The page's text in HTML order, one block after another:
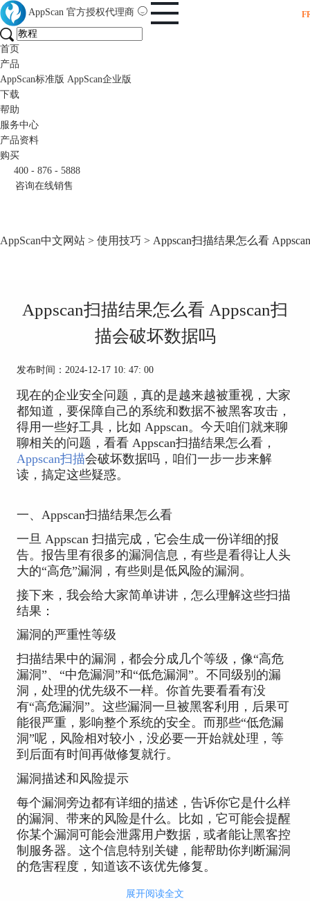
AppScan 官方授权代理商
首页
产品
AppScan标准版 AppScan企业版
下载
帮助
服务中心
产品资料
购买
400 - 876 - 5888
咨询在线销售
AppScan中文网站 > 使用技巧 > Appscan扫描结果怎么看
Appscan扫描结果怎么看 Appscan扫
描会破坏数据吗
发布时间：2024-12-17 10: 47: 00
现在的企业安全问题，真的是越来越被重视，大家
都知道，要保障自己的系统和数据不被黑客攻击，
得用一些好工具，比如 Appscan。今天咱们就来聊
聊相关的问题，看看 Appscan扫描结果怎么看，
Appscan扫描会破坏数据吗，咱们一步一步来解
读，搞定这些疑惑。
一、Appscan扫描结果怎么看
一旦 Appscan 扫描完成，它会生成一份详细的报
告。报告里有很多的漏洞信息，有些是看得让人头
大的“高危”漏洞，有些则是低风险的漏洞。
接下来，我会给大家简单讲讲，怎么理解这些扫描
结果：
漏洞的严重性等级
扫描结果中的漏洞，都会分成几个等级，像“高危
漏洞”、“中危漏洞”和“低危漏洞”。不同级别的漏
洞，处理的优先级不一样。你首先要看看有没
有“高危漏洞”。这些漏洞一旦被黑客利用，后果可
能很严重，影响整个系统的安全。而那些“低危漏
洞”呢，风险相对较小，没必要一开始就处理，等
到后面有时间再做修复就行。
漏洞描述和风险提示
每个漏洞旁边都有详细的描述，告诉你它是什么样
的漏洞、带来的风险是什么。比如，它可能会提醒
你某个漏洞可能会泄露用户数据，或者能让黑客控
制服务器。这个信息特别关键，能帮助你判断漏洞
的危害程度，知道该不该优先修复。
展开阅读全文